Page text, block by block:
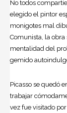
No todos
elegido el pintor
monigotes mal
Comunista, la obra
mentalidad del
gemido
Picasso se quedó
trabajar
vez fue visitado